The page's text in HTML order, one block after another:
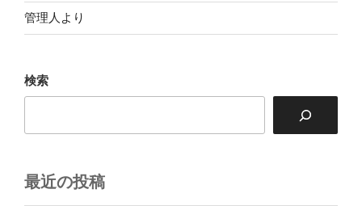
管理人より
検索
最近の投稿